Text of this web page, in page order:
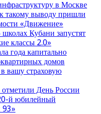
в Москве
такому выводу пришли
«Движение»
Кубани запустят
классы 2.0»
года капитально
домов
вашу страховую
День России
й юбилейный
93»